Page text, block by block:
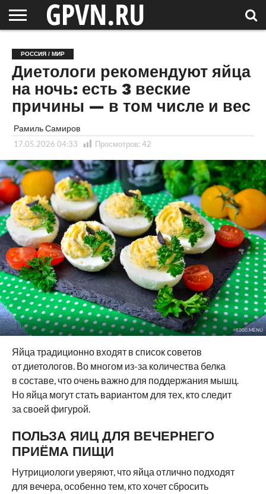
ОБЛАСТЬ
НОВОСТИ
СОСЕДЕЙ
РОССИЯ
/ МИР
СПЕЦПРОЕКТЫ
БЛОГ
СТАТЬИ
ФОТОРЕПОРТАЖИ
ИНТЕРВЬЮ
ОБЪЕКТЫ
ПОДБОРКИ
РОССИЯ / МИР
Диетологи рекомендуют яйца
на ночь: есть 3 веские
причины — в том числе и вес
Рамиль Самиров
17.05.2026 04:33 Просмотров: 42
1000.MENU
Яйца традиционно входят в список советов
от диетологов. Во многом из-за количества белка
в составе, что очень важно для поддержания мышц.
Но яйца могут стать вариантом для тех, кто следит
за своей фигурой.
ПОЛЬЗА ЯИЦ ДЛЯ ВЕЧЕРНЕГО
ПРИЁМА ПИЩИ
Нутрициологи уверяют, что яйца отлично подходят
для вечера, особенно тем, кто хочет сбросить